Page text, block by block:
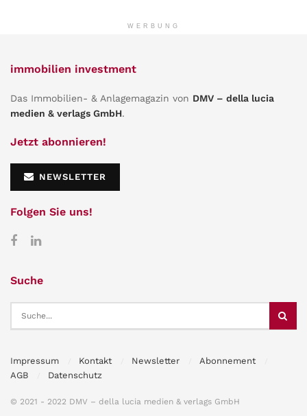
WERBUNG
immobilien investment
Das Immobilien- & Anlagemagazin von DMV – della lucia
medien & verlags GmbH.
Jetzt abonnieren!
NEWSLETTER
Folgen Sie uns!
Suche
Impressum Kontakt Newsletter
Abonnement
AGB
Datenschutz
© 2021 - 2022 DMV – della lucia medien & verlags GmbH